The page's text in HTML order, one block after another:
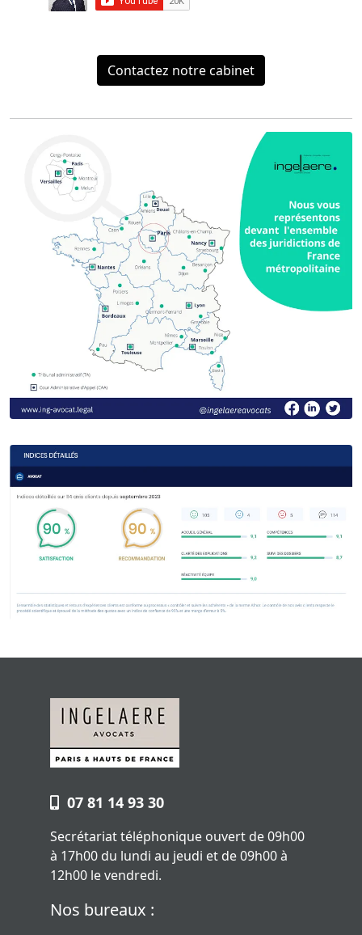
Contactez notre cabinet
07 81 14 93 30
Secrétariat téléphonique ouvert de 09h00
à 17h00 du lundi au jeudi et de 09h00 à
12h00 le vendredi.
Nos bureaux :